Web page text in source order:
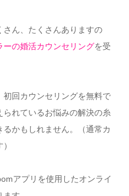
ん、たくさんありますの
ーの婚活カウンセリングを受
初回カウンセリングを無料で
れているお悩みの解決の糸
かもしれません。（通常カ
アプリを使用したオンライ